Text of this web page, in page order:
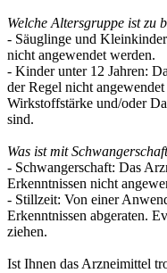
Welche Altersgruppe ist zu
- Säuglinge und
nicht angewendet werden.
- Kinder unter 12 Jahren:
der Regel nicht
Wirkstoffstärke und/oder
sind.
Was ist mit
- Schwangerschaft: Das
Erkenntnissen nicht
- Stillzeit: Von einer
Erkenntnissen abgeraten.
ziehen.
Ist Ihnen das Arzneimittel